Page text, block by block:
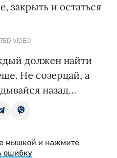
закрыть и остаться
VIDEO
должен найти
Не созерцай, а
назад…
мышкой и нажмите
ошибку